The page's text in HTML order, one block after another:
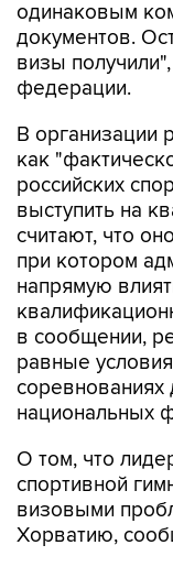
одинаковым
документов.
визы
федерации.
В организации
как
российских
выступить на
считают, что
при котором
напрямую
в сообщении,
равные
соревнованиях
национальных
О том, что
спортивной
визовыми
Хорватию,